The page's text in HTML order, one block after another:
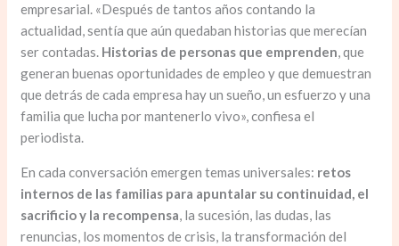
empresarial. «Después de tantos años contando la
actualidad, sentía que aún quedaban historias que merecían
ser contadas. Historias de personas que emprenden, que
generan buenas oportunidades de empleo y que demuestran
que detrás de cada empresa hay un sueño, un esfuerzo y una
familia que lucha por mantenerlo vivo», confiesa el
periodista.
En cada conversación emergen temas universales: retos
internos de las familias para apuntalar su continuidad, el
sacrificio y la recompensa, la sucesión, las dudas, las
renuncias, los momentos de crisis, la transformación del